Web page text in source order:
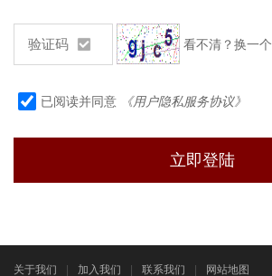
看不清？换一个
已阅读并同意 《用户隐私服务协议》
关于我们 加入我们 联系我们 网站地图